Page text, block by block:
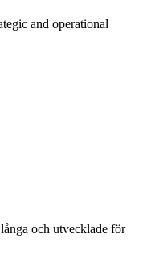
and operational
och utvecklade för